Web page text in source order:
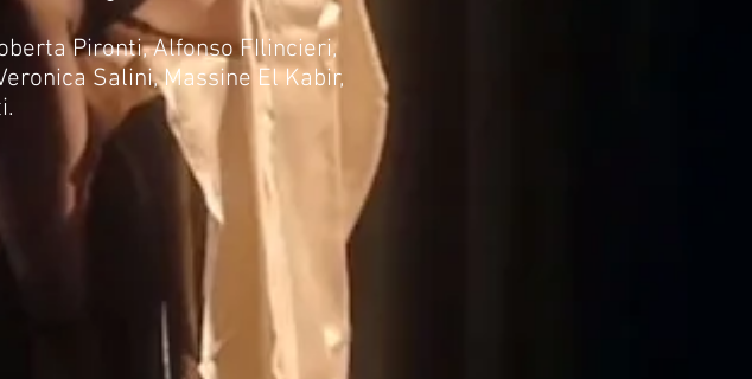
Pironti, Alfonso FIlincieri,
Salini, Massine El Kabir,